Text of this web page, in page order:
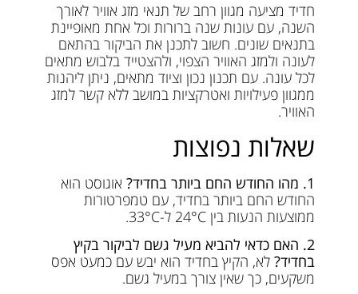
חדיד מציעה מגוון רחב של תנאי מזג אוויר לאורך
השנה, עם עונות שנה ברורות וכל אחת מאופיינת
בתנאים שונים. חשוב לתכנן את הביקור בהתאם
לעונה ולמזג האוויר הצפוי, ולהצטייד בלבוש מתאים
לכל עונה. עם תכנון נכון וציוד מתאים, ניתן ליהנות
ממגוון פעילויות ואטרקציות במושב ללא קשר למזג
האוויר.
שאלות נפוצות
1. מהו החודש החם ביותר בחדיד?
אוגוסט הוא
החודש החם ביותר בחדיד, עם טמפרטורות
ממוצעות הנעות בין 24°C ל-33°C.
2. האם כדאי להביא מעיל גשם לביקור בקיץ
בחדיד? לא, הקיץ בחדיד הוא יבש עם כמעט אפס
משקעים, כך שאין צורך במעיל גשם.